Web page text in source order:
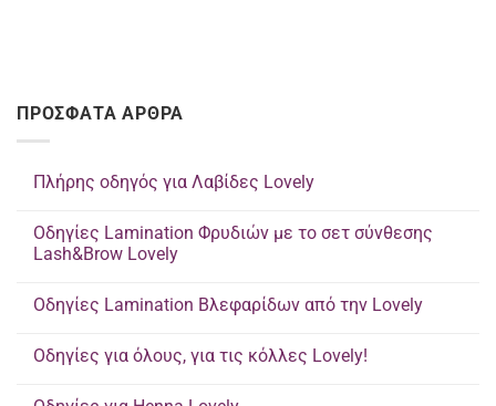
ΠΡΟΣΦΑΤΑ ΑΡΘΡΑ
Πλήρης οδηγός για Λαβίδες Lovely
σχόλια
στο
Πλήρης
Λαβίδες
Lovely
Οδηγίες Lamination Φρυδιών με το σετ σύνθεσης
Lash&Brow Lovely
σχόλια
Lamination
Φρυδιών
Οδηγίες Lamination Βλεφαρίδων από την Lovely
σχόλια
Lamination
Οδηγίες για όλους, για τις κόλλες Lovely!